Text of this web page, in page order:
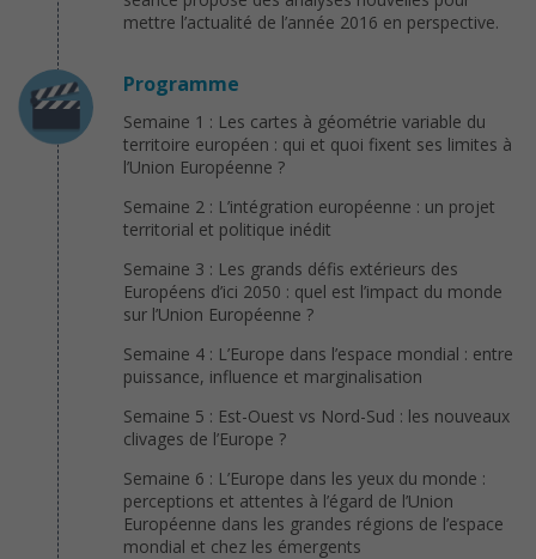
mettre l’actualité de l’année 2016 en perspective.
Programme
Semaine 1 : Les cartes à géométrie variable du
territoire européen : qui et quoi fixent ses limites à
l’Union Européenne ?
Semaine 2 : L’intégration européenne : un projet
territorial et politique inédit
Semaine 3 : Les grands défis extérieurs des
Européens d’ici 2050 : quel est l’impact du monde
sur l’Union Européenne ?
Semaine 4 : L’Europe dans l’espace mondial : entre
puissance, influence et marginalisation
Semaine 5 : Est-Ouest vs Nord-Sud : les nouveaux
clivages de l’Europe ?
Semaine 6 : L’Europe dans les yeux du monde :
perceptions et attentes à l’égard de l’Union
Européenne dans les grandes régions de l’espace
mondial et chez les émergents